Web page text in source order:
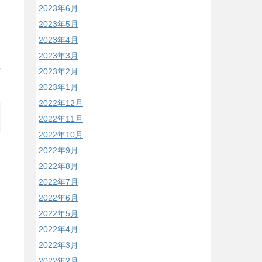
2023年6月
2023年5月
2023年4月
2023年3月
2023年2月
2023年1月
2022年12月
2022年11月
2022年10月
2022年9月
2022年8月
2022年7月
2022年6月
2022年5月
2022年4月
2022年3月